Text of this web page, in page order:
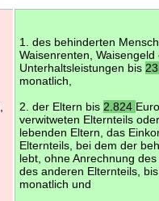
1. des behinderten
Waisenrenten,
Unterhaltsleistungen bis
monatlich,
2. der Eltern bis 2.824
verwitweten Elternteils
lebenden Eltern, das
Elternteils, bei dem der
lebt, ohne Anrechnung
des anderen Elternteils,
monatlich und